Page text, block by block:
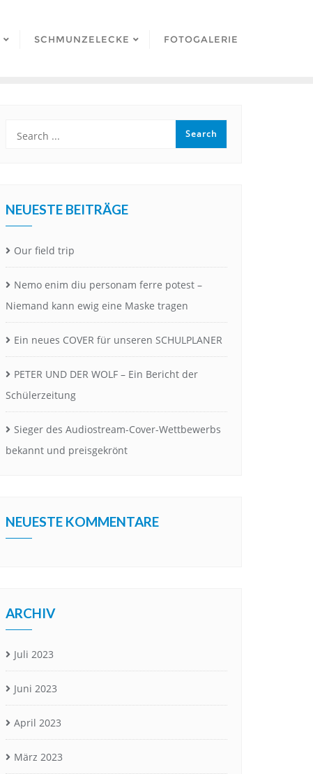
SCHMUNZELECKE FOTOGALERIE
NEUESTE BEITRÄGE
Our field trip
Nemo enim diu personam ferre potest –
Niemand kann ewig eine Maske tragen
Ein neues COVER für unseren SCHULPLANER
PETER UND DER WOLF – Ein Bericht der
Schülerzeitung
Sieger des Audiostream-Cover-Wettbewerbs
bekannt und preisgekrönt
NEUESTE KOMMENTARE
ARCHIV
Juli 2023
Juni 2023
April 2023
März 2023